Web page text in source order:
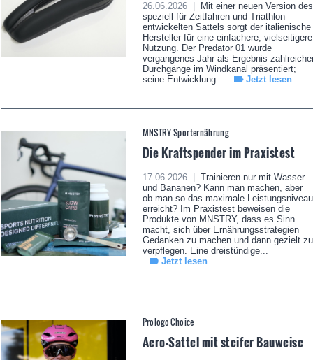
26.06.2026 |
Mit einer neuen Version des
speziell für Zeitfahren und Triathlon
entwickelten Sattels sorgt der italienische
Hersteller für eine einfachere, vielseitigere
Nutzung. Der Predator 01 wurde
vergangenes Jahr als Ergebnis
Durchgänge im Windkanal präsentiert;
seine Entwicklung...
Jetzt lesen
MNSTRY Sporternährung
Die Kraftspender im Praxistest
17.06.2026 |
Trainieren nur mit Wasser
und Bananen? Kann man machen, aber
ob man so das maximale Leistungsniveau
erreicht? Im Praxistest beweisen die
Produkte von MNSTRY, dass es Sinn
macht, sich über Ernährungsstrategien
Gedanken zu machen und dann gezielt zu
verpflegen. Eine dreistündige...
Jetzt lesen
Prologo Choice
Aero-Sattel mit steifer Bauweise